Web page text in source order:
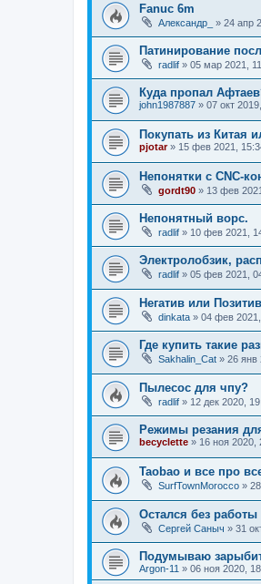
Fanuc 6m
Александр_ » 24 апр
Патинирование
radlif » 05 мар 2021,
Куда пропал
john1987887 » 07 окт
Покупать из Китая
pjotar» 15 фев 2021,
Непонятки с CNC-
gordt90 » 13 фев
Непонятный ворс.
radlif » 10 фев 2021,
Электролобзик,
radlif » 05 фев 2021,
Негатив или
dinkata » 04 фев
Где купить такие
Sakhalin_Cat » 26 янв
Пылесос для чпу?
radlif » 12 дек 2020,
Режимы резания
becyclette » 16 ноя 2020,
Taobao и все про
SurfTownMorocco »
Остался без работы
Сергей Саныч » 31
Подумываю
Argon-11 » 06 ноя 2020,